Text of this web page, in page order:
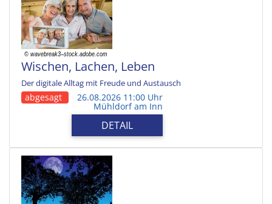
Wischen, Lachen, Leben
Der digitale Alltag mit Freude und Austausch
abgesagt 26.08.2026 11:00 Uhr
Mühldorf am Inn
DETAIL